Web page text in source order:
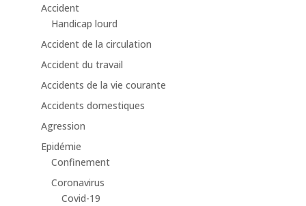
Accident
Handicap lourd
Accident de la circulation
Accident du travail
Accidents de la vie courante
Accidents domestiques
Agression
Epidémie
Confinement
Coronavirus
Covid-19